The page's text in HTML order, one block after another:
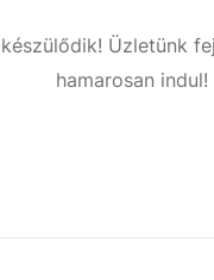
Üzletünk
hamarosan indul!